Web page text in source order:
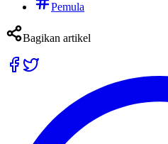
Pemula
Bagikan artikel